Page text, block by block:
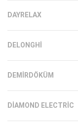
DAYRELAX
DELONGHI
DEMIRDÖKÜM
DIAMOND ELECTRIC